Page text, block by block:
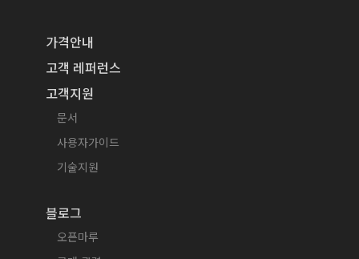
가격안내
고객 레퍼런스
고객지원
문서
사용자가이드
기술지원
블로그
오픈마루